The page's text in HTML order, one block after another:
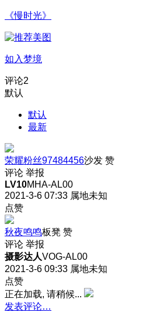
《慢时光》
如入梦境
评论2
默认
默认
最新
荣耀粉丝97484456沙发 赞
评论 举报
LV10MHA-AL00
2021-3-6 07:33 属地未知
点赞
秋夜鸣鸣板凳 赞
评论 举报
摄影达人VOG-AL00
2021-3-6 09:33 属地未知
点赞
正在加载, 请稍候...
发表评论…